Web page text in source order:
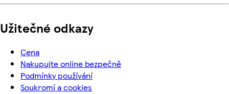
Užitečné odkazy
Cena
Nakupujte online bezpečně
Podmínky používání
Soukromí a cookies